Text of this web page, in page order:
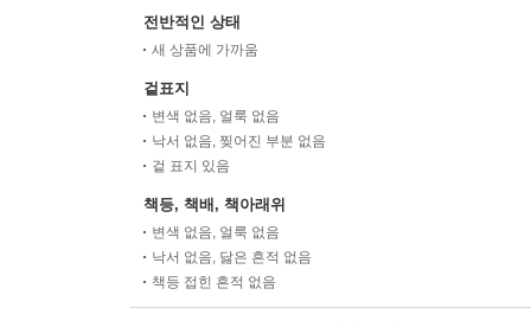
전반적인 상태
새 상품에 가까움
겉표지
변색 없음, 얼룩 없음
낙서 없음, 찢어진 부분 없음
겉 표지 있음
책등, 책배, 책아래위
변색 없음, 얼룩 없음
낙서 없음, 닳은 흔적 없음
책등 접힌 흔적 없음